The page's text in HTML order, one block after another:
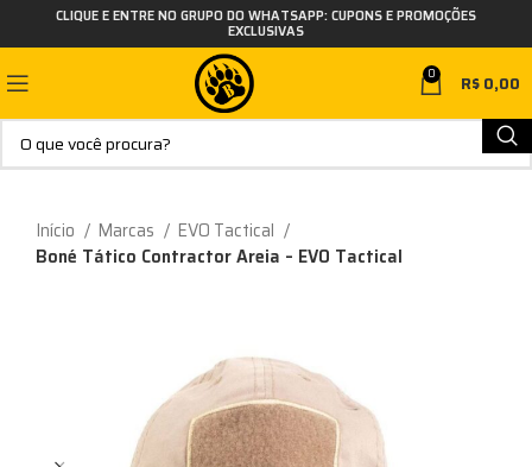
CLIQUE E ENTRE NO GRUPO DO WHATSAPP: CUPONS E PROMOÇÕES
EXCLUSIVAS
0 R$0,00
Início Marcas
EVO Tactical
Boné Tático Contractor Areia – EVO Tactical